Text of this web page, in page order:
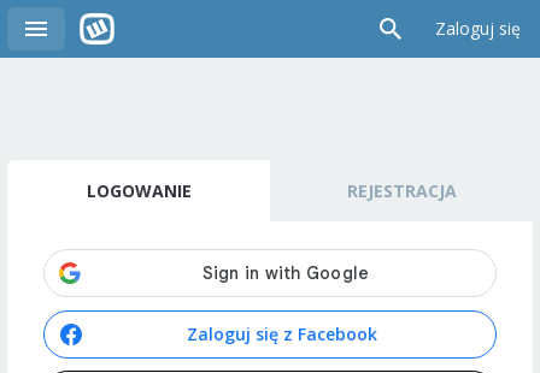
Zaloguj się
LOGOWANIE REJESTRACJA
Zaloguj się z Facebook